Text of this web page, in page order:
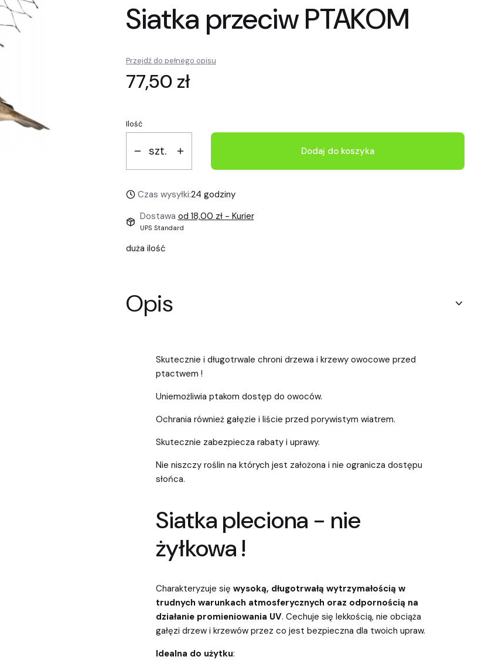
Siatka przeciw PTAKOM
Przejdź do pełnego opisu
Cena
77,50 zł
Ilość
szt. Dodaj do koszyka
Czas wysyłki:24 godziny
Dostawa od 18,00 zł - Kurier
UPS Standard
duża ilość
Opis
Skutecznie i długotrwale chroni drzewa i krzewy owocowe przed
ptactwem !
Uniemożliwia ptakom dostęp do owoców.
Ochrania również gałęzie i liście przed porywistym wiatrem.
Skutecznie zabezpiecza rabaty i uprawy.
Nie niszczy roślin na których jest założona i nie ogranicza dostępu
słońca.
Siatka pleciona - nie
żyłkowa !
Charakteryzuje się wysoką, długotrwałą wytrzymałością w
trudnych warunkach atmosferycznych oraz odpornością na
działanie promieniowania UV. Cechuje się lekkością, nie obciąża
gałęzi drzew i krzewów przez co jest bezpieczna dla twoich upraw.
Idealna do użytku: